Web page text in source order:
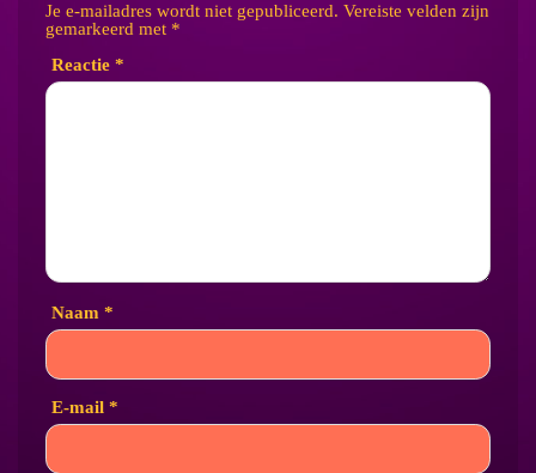
Je e-mailadres wordt niet gepubliceerd. Vereiste velden zijn
gemarkeerd met *
Reactie *
Naam *
E-mail *